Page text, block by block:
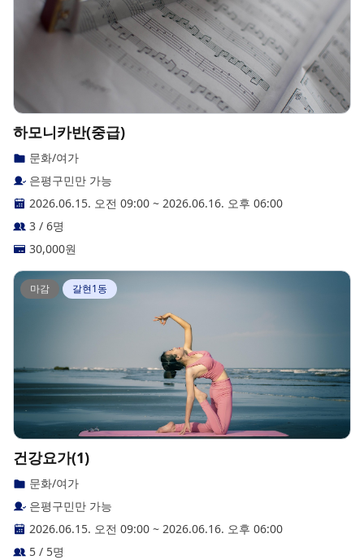
하모니카반(중급)
문화/여가
은평구민만 가능
2026.06.15. 오전 09:00 ~ 2026.06.16. 오후 06:00
3 / 6명
30,000원
마감 갈현1동
건강요가(1)
문화/여가
은평구민만 가능
2026.06.15. 오전 09:00 ~ 2026.06.16. 오후 06:00
5 / 5명